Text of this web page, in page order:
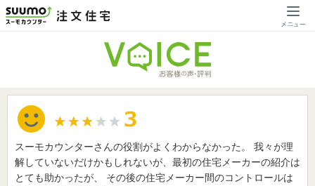
スーモカウンターさんの役割がよくわからなかった。 我々が理
解していないだけかもしれないが、最初の住宅メーカーの紹介は
とても助かったが、 その後の住宅メーカー間のコントロールは